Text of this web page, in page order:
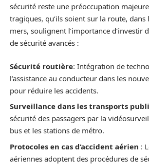
sécurité reste une préoccupation
tragiques, qu’ils soient sur la route, dans
mers, soulignent l’importance d’investir
de sécurité avancés :
Sécurité routière: Intégration de
l’assistance au conducteur dans les
pour réduire les accidents.
Surveillance dans les transports
sécurité des passagers par la
bus et les stations de métro.
Protocoles en cas d’accident aérien :
aériennes adoptent des procédures de